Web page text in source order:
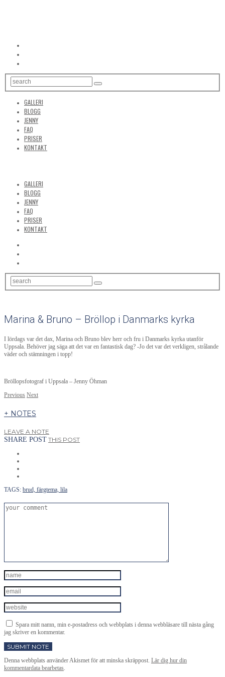
GALLERI
BLOGG
JENNY
FAQ
PRISER
KONTAKT
GALLERI
BLOGG
JENNY
FAQ
PRISER
KONTAKT
Marina & Bruno – Bröllop i Danmarks kyrka
I lördags var det dax, Marina och Bruno blev herr och fru i Danmarks kyrka utanför
Uppsala. Behöver jag säga att det var en fantastisk dag? -Jo det var det verkligen, strålande
väder och stämningen i topp!
Bröllopsfotograf i Uppsala – Jenny Öhman
Previous Next
+ NOTES
LEAVE A NOTE
SHARE POST THIS POST
TAGS: brud, färgtema, lila
Spara mitt namn, min e-postadress och webbplats i denna webbläsare till nästa gång
jag skriver en kommentar.
Denna webbplats använder Akismet för att minska skräppost. Lär dig hur din
kommentardata bearbetas.